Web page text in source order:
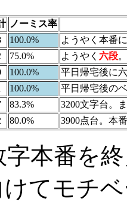
ノーミス率
100.0%
ようやく本番
75.0% ようやく 六段。
100.0%
平日帰宅後に
100.0%
平日帰宅後の
83.3%
3200文字台。
80.0% 3900点台。本
字本番を
てモチ